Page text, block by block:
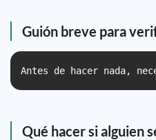
Guión breve para
Antes de hacer nada,
Qué hacer si alguien